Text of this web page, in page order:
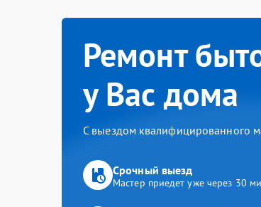
Ремонт
у Вас дома
С выездом квалифицированного
Срочный выезд
Мастер приедет уже через 30